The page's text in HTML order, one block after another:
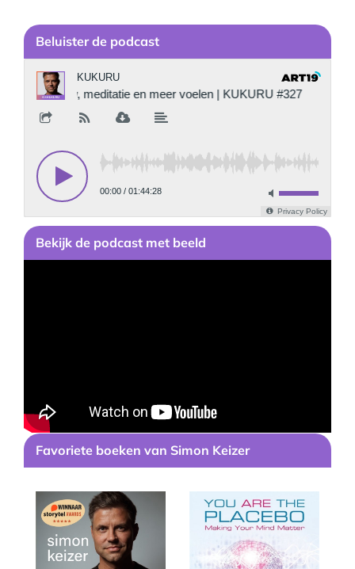
Beluister de podcast
Bekijk de podcast met beeld
Favoriete boeken van Simon Keizer